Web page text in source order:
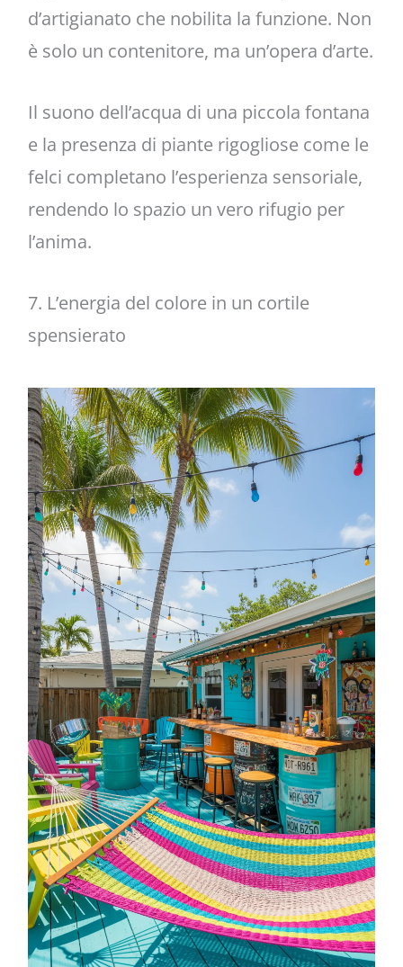
d’artigianato che nobilita la funzione. Non
è solo un contenitore, ma un’opera d’arte.
Il suono dell’acqua di una piccola fontana
e la presenza di piante rigogliose come le
felci completano l’esperienza sensoriale,
rendendo lo spazio un vero rifugio per
l’anima.
7. L’energia del colore in un cortile
spensierato